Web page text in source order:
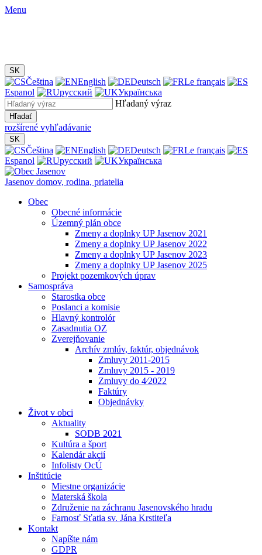
Menu
SK
Čeština English Deutsch
Le français
Espanol
русский
Українська
Hľadaný výraz
Hľadať
rozšírené vyhľadávanie
SK
Čeština English Deutsch
Le français
Espanol
русский Українська
Jasenov domov, rodina, priatelia
Obec
Obecné informácie
Územný plán obce
Zmeny a doplnky UP Jasenov 2021
Zmeny a doplnky UP Jasenov 2022
Zmeny a doplnky UP Jasenov 2023
Zmeny a doplnky UP Jasenov 2025
Projekt pozemkových úprav
Samospráva
Starostka obce
Poslanci a komisie
Hlavný kontrolór
Zasadnutia OZ
Zverejňovanie
Archív zmlúv, faktúr, objednávok
Zmluvy 2011-2015
Zmluvy 2015 - 2019
Zmluvy do 4⁄2022
Faktúry
Objednávky
Život v obci
Aktuality
SODB 2021
Kultúra a šport
Kalendár akcií
Infolisty OcÚ
Inštitúcie
Miestne organizácie
Materská škola
Združenie na záchranu Jasenovského hradu
Farnosť Sťatia sv. Jána Krstiteľa
Kontakt
Napíšte nám
GDPR